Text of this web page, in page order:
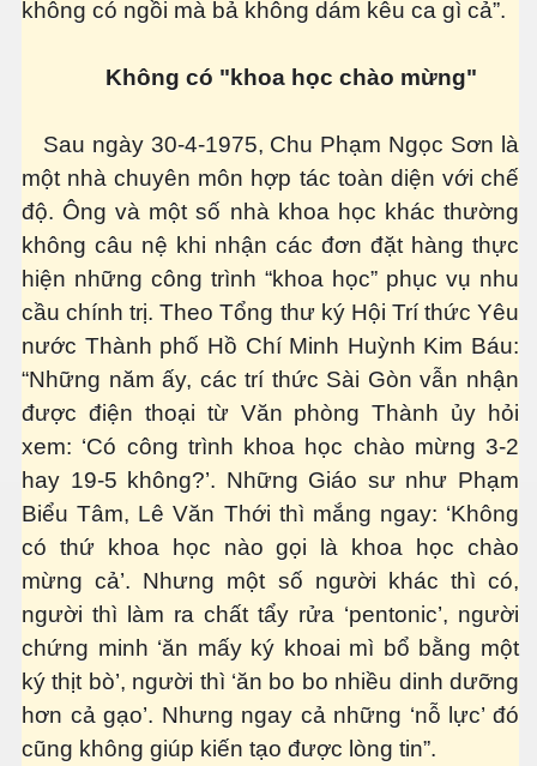
không có ngồi mà bả không dám kêu ca gì cả”.
Không có "khoa học chào mừng"
Sau ngày 30-4-1975, Chu Phạm Ngọc Sơn là
một nhà chuyên môn hợp tác toàn diện với chế
độ. Ông và một số nhà khoa học khác thường
không câu nệ khi nhận các đơn đặt hàng thực
hiện những công trình “khoa học” phục vụ nhu
cầu chính trị. Theo Tổng thư ký Hội Trí thức Yêu
nước Thành phố Hồ Chí Minh Huỳnh Kim Báu:
“Những năm ấy, các trí thức Sài Gòn vẫn nhận
được điện thoại từ Văn phòng Thành ủy hỏi
xem: ‘Có công trình khoa học chào mừng 3-2
hay 19-5 không?’. Những Giáo sư như Phạm
Biểu Tâm, Lê Văn Thới thì mắng ngay: ‘Không
có thứ khoa học nào gọi là khoa học chào
mừng cả’. Nhưng một số người khác thì có,
người thì làm ra chất tẩy rửa ‘pentonic’, người
chứng minh ‘ăn mấy ký khoai mì bổ bằng một
ký thịt bò’, người thì ‘ăn bo bo nhiều dinh dưỡng
hơn cả gạo’. Nhưng ngay cả những ‘nỗ lực’ đó
cũng không giúp kiến tạo được lòng tin”.
Listeria
gì?
ngọt